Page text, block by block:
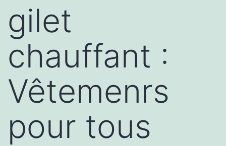
gilet
chauffant :
Vêtemenrs
pour tous